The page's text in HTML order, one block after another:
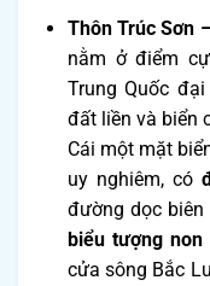
Thôn Trúc Sơn
nằm ở điểm
Trung Quốc
đất liền và biển
Cái một mặt
uy nghiêm, có
đường dọc biên
biểu tượng
cửa sông Bắc